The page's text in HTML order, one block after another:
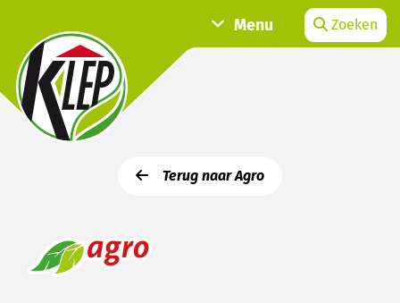
Menu Zoeken
Terug naar Agro